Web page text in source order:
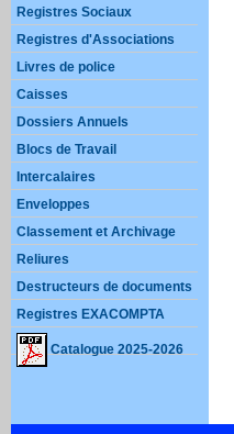
Registres Sociaux
Registres d'Associations
Livres de police
Caisses
Dossiers Annuels
Blocs de Travail
Intercalaires
Enveloppes
Classement et Archivage
Reliures
Destructeurs de documents
Registres EXACOMPTA
Catalogue 2025-2026